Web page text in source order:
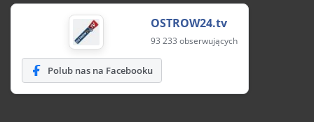
OSTROW24.tv
93 233 obserwujących
Polub nas na Facebooku